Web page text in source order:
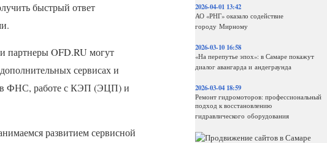
2026-04-01 13:42
АО «РНГ» оказало содействие
городу Мирному
2026-03-10 16:58
«На перепутье эпох»: в Самаре покажут
диалог авангарда и андеграунда
2026-03-04 18:59
Ремонт гидромоторов: профессиональный
подход к восстановлению
гидравлического оборудования
быстрый ответ
партнерыOFD.RU могут
сервисах и
ФНС, работе сКЭП (ЭЦП) и
развитием сервисной